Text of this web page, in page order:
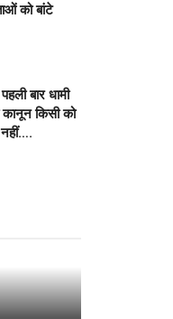
को बांटे
बार धामी
किसी को